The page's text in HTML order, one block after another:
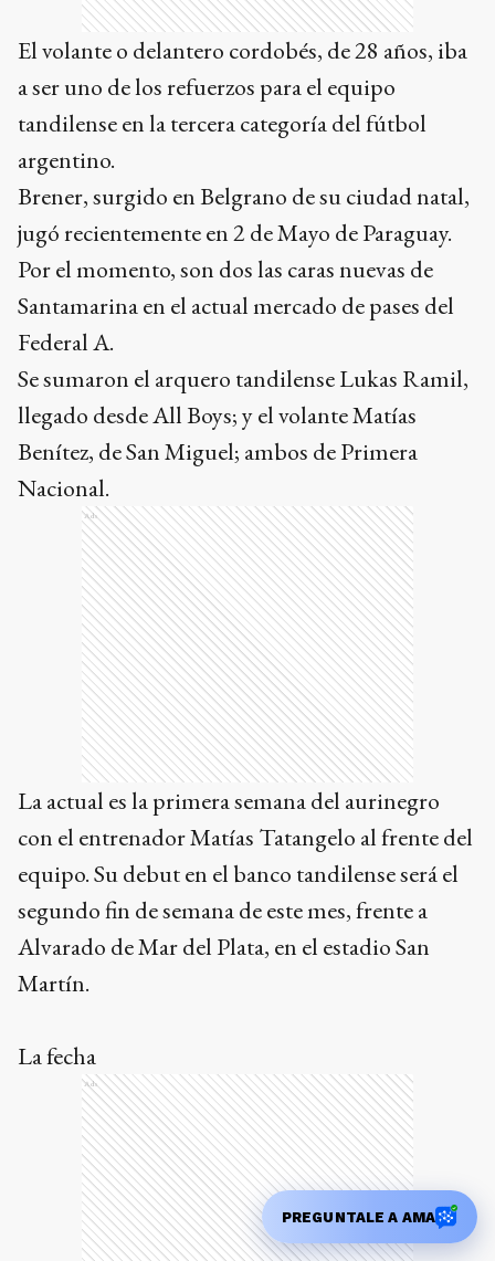
tandilense en la tercera categoría del fútbol
argentino.
Brener, surgido en Belgrano de su ciudad natal,
jugó recientemente en 2 de Mayo de Paraguay.
Por el momento, son dos las caras nuevas de
Santamarina en el actual mercado de pases del
Federal A.
Se sumaron el arquero tandilense Lukas Ramil,
llegado desde All Boys; y el volante Matías
Benítez, de San Miguel; ambos de Primera
Nacional.
La actual es la primera semana del aurinegro
con el entrenador Matías Tatangelo al frente del
equipo. Su debut en el banco tandilense será el
segundo fin de semana de este mes, frente a
Alvarado de Mar del Plata, en el estadio San
Martín.
La fecha
Mientras Santamarina queda libre, se jugará el
PREGUNTALE A AMA